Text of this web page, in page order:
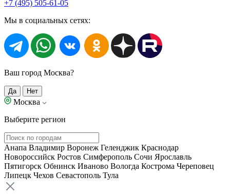
+7 (495) 505-61-05
Мы в социальных сетях:
Ваш город Москва?
Да Нет
Москва
Выберите регион
Анапа Владимир Воронеж Геленджик Краснодар
Новороссийск Ростов Симферополь Сочи Ярославль
Пятигорск Обнинск Иваново Вологда Кострома Череповец
Липецк Чехов Севастополь Тула